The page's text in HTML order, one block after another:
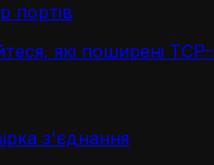
портів
які поширені
з'єднання